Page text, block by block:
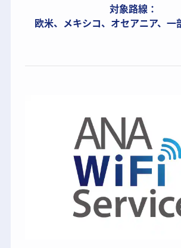
対象路線：
欧米、メキシコ、オセアニア、一